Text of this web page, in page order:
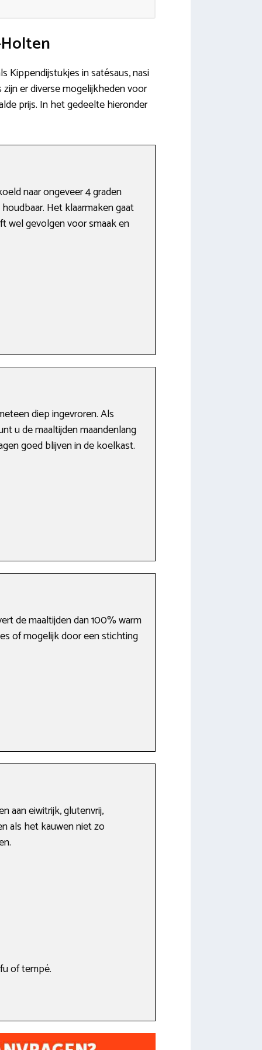
Kippendijstukjes in satésaus, nasi
er diverse mogelijkheden voor
prijs. In het gedeelte hieronder
naar ongeveer 4 graden
Het klaarmaken gaat
wel gevolgen voor smaak en
diep ingevroren. Als
u de maaltijden maandenlang
goed blijven in de koelkast.
de maaltijden dan 100% warm
of mogelijk door een stichting
aan eiwitrijk, glutenvrij,
als het kauwen niet zo
of tempé.